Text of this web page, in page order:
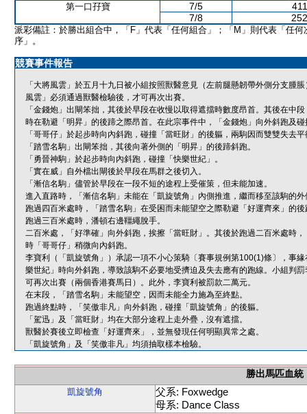
第一口孖寶 7/5
7/8
派彩備註：於勝出組合中，「F」代表「任何組合」；「M」則代表「任何
序」。
競賽事件報告
「大將風雲」於五月十九日被小組按照獸醫意見（左前腿懸韌帶外側分支腫
風雲」必須通過獸醫檢驗後，才可再次出賽。
「金錢炮」出閘笨拙，其後於早段在收慢以取得遮擋時數度昂首。其後在中
時在勒避「明昇」的後蹄之際昂首。在此宗事件中，「金錢炮」向外斜跑及
「哥哥仔」於起步時向內斜跑，碰撞「當旺財」的後軀，兩駒因而雙雙失去
「踏雪名駒」出閘笨拙，其後向著外側的「明昇」的後蹄斜跑。
「勇晉神駒」於起步時向內斜跑，碰撞「快樂世紀」。
「實在威」自外檔出閘後於早段在馬群之後切入。
「漸信名駒」儘管於早段在一段不短的途程上受催策，但未能加速。
進入直路時，「漸信名駒」未能在「凱旋號角」內側推進，繼而移至該駒的外
跑過四百米處時，「踏雪名駒」在受困而未能望空之際勒避「好運齊來」的後
跑過三百米處時，潘頓右邊韁繩脫手。
二百米處，「好準確」向外斜跑，挨擦「當旺財」。其後於跑過二百米處時
時「哥哥仔」稍微向內斜跑。
李寶利（「凱旋號角」）承認一項不小心策騎〔賽事規例第100(1)條〕，事
樂世紀」時向外斜跑，導致該駒不必要地受擠迫及失去應有的跑線。小組判
可再次出賽（兩個香港賽馬日）。此外，李寶利被罰款二萬元。
在末段，「踏雪名駒」未能望空，因而未能全力施為至終點。
跑過終點時，「笑傲非凡」向外斜跑，碰撞「凱旋號角」的後軀。
「駕迅」及「當旺財」均在大部分途程上走外疊，沒有遮擋。
獸醫於賽後立即檢查「好運齊來」，並無發現任何明顯異常之處。
「凱旋號角」及「笑傲非凡」均須抽取樣本檢驗。
勝出馬匹血統
凱旋號角
父系: Foxwedge
母系: Dance Class